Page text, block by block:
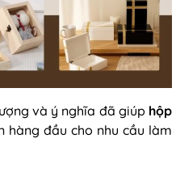
và ý nghĩa đã giúp hộp
hàng đầu cho nhu cầu làm